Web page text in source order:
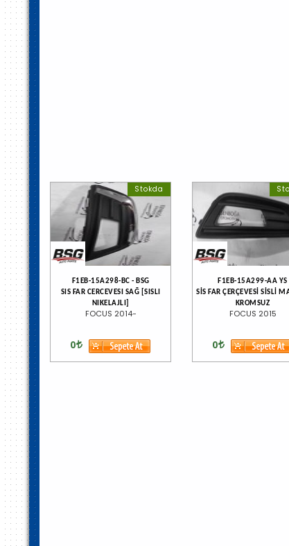
Stokda
F1EB-15A298-BC - BSG
SIS FAR CERCEVESI SAĞ [SISLI
NIKELAJLI]
FOCUS 2014-
0
F1EB-15A299-AA YS
SİS FAR ÇERÇEVESİ SİSLİ
KROMSUZ
FOCUS 2015
0